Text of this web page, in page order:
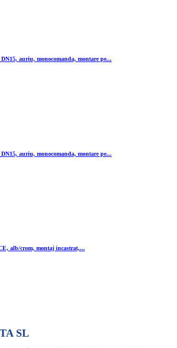
auriu, monocomanda, montare pe...
auriu, monocomanda, montare pe...
alb/crom, montaj incastrat,...
SL